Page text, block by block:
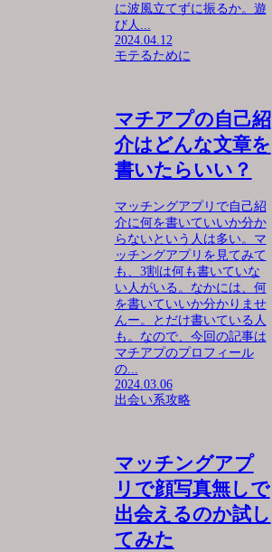
に波風立てずに振るか。遊
び人...
2024.04.12
モテるために
マチアプの自己紹
介はどんな文章を
書いたらいい？
マッチングアプリで自己紹
介に何を書いていいか分か
らないという人は多い。マ
ッチングアプリを見てみて
も、3割は何も書いていな
い人がいる。なかには、何
を書いていいか分かりませ
んー。とだけ書いている人
も。なので、今回の記事は
マチアプのプロフィール
の...
2024.03.06
出会い系攻略
マッチングアプ
リで顔写真無しで
出会えるのか試し
てみた